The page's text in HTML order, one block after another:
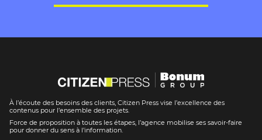
À l’écoute des besoins des clients, Citizen Press vise l’excellence des
contenus pour l’ensemble des projets.
Force de proposition à toutes les étapes, l’agence mobilise ses savoir-faire
pour donner du sens à l’information.